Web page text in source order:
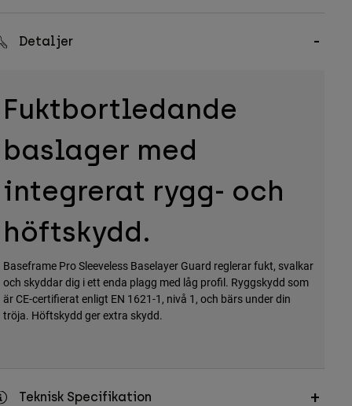
Detaljer
Fuktbortledande
baslager med
integrerat rygg- och
höftskydd.
Baseframe Pro Sleeveless Baselayer Guard reglerar fukt, svalkar
och skyddar dig i ett enda plagg med låg profil. Ryggskydd som
är CE-certifierat enligt EN 1621-1, nivå 1, och bärs under din
tröja. Höftskydd ger extra skydd.
Teknisk Specifikation